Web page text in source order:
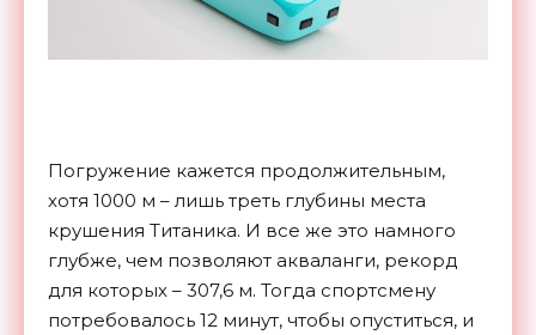
Погружение кажется продолжительным,
хотя 1000 м – лишь треть глубины места
крушения Титаника. И все же это намного
глубже, чем позволяют акваланги, рекорд
для которых – 307,6 м. Тогда спортсмену
потребовалось 12 минут, чтобы опуститься, и